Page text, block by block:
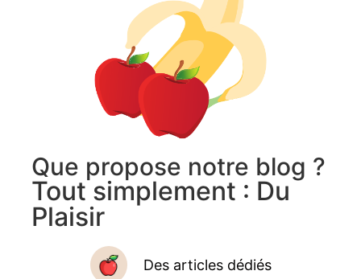
Que propose notre blog ?
Tout simplement : Du
Plaisir
Des articles dédiés